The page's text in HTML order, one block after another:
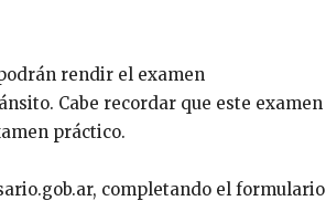
rendir el examen
Cabe recordar que este examen
práctico.
completando el formulario